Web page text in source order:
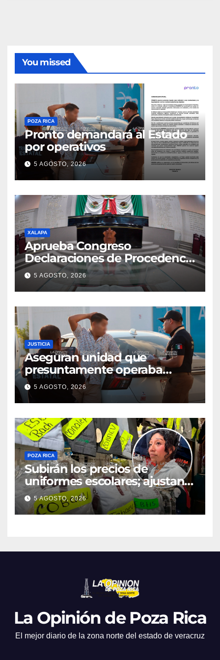
You missed
POZA RICA
Pronto demandará al Estado
por operativos
5 AGOSTO, 2026
XALAPA
Aprueba Congreso
Declaraciones de Procedencia
en contra de dos munícipes
5 AGOSTO, 2026
JUSTICIA
Aseguran unidad que
presuntamente operaba
mediante aplicación digital en
operativo de Transporte
Público
5 AGOSTO, 2026
POZA RICA
Subirán los precios de
uniformes escolares; ajustan
promociones
5 AGOSTO, 2026
La Opinión de Poza Rica
El mejor diario de la zona norte del estado de veracruz